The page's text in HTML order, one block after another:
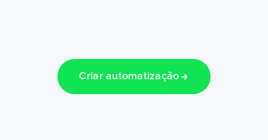
Criar automatização